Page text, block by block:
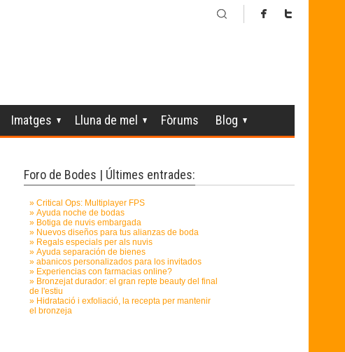
Imatges Lluna de mel Fòrums Blog
Foro de Bodes | Últimes entrades: